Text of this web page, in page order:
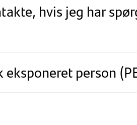
hvis jeg har
person